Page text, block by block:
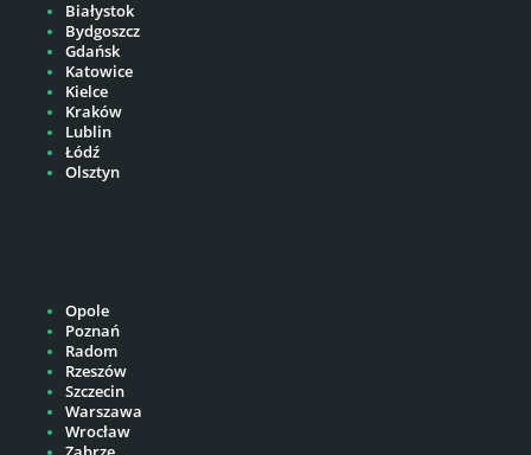
Białystok
Bydgoszcz
Gdańsk
Katowice
Kielce
Kraków
Lublin
Łódź
Olsztyn
Opole
Poznań
Radom
Rzeszów
Szczecin
Warszawa
Wrocław